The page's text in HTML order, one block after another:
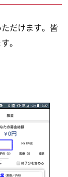
だけます。 皆
。